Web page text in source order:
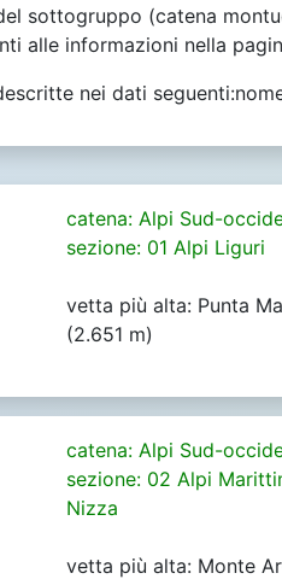
sottogruppo (catena
alle informazioni nella
nei dati
catena: Alpi Sud-
sezione: 01 Alpi Liguri
vetta più alta: Punta
(2.651 m)
catena: Alpi Sud-
sezione: 02 Alpi
Nizza
vetta più alta: Monte